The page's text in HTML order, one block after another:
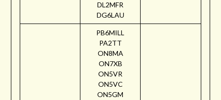
DL2MFR
DG6LAU
PB6MILL
PA2TT
ON8MA
ON7XB
ON5VR
ON5VC
ON5GM